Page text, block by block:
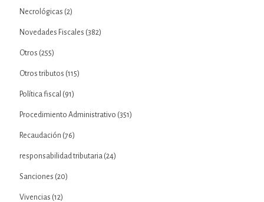
Necrológicas (2)
Novedades Fiscales (382)
Otros (255)
Otros tributos (115)
Política fiscal (91)
Procedimiento Administrativo (351)
Recaudación (76)
responsabilidad tributaria (24)
Sanciones (20)
Vivencias (12)